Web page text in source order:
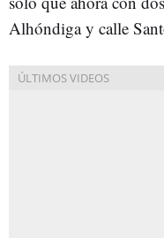
Alhóndiga y calle